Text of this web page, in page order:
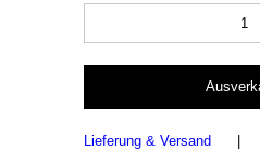
Lieferung & Versand